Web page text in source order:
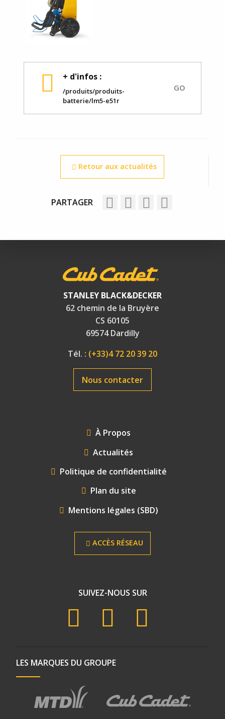
+ d'infos :
/produits/produits-
batterie/lm5-e51r
GO
Retour aux actualités
PARTAGER
STANLEY BLACK&DECKER
62 chemin de la Bruyère
CS 60105
69574 Dardilly
Tél. : (+33)4 72 20 39 20
Nous contacter
À Propos
Actualités
Politique de confidentialité
Plan du site
Mentions légales (SBD)
ACCÈS RÉSEAU
SUIVEZ-NOUS SUR
LES MARQUES DU GROUPE